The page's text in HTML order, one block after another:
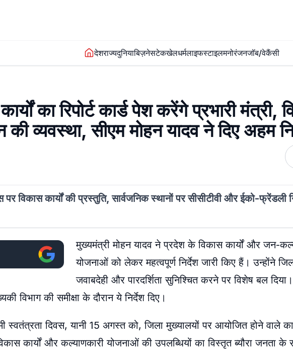
देशराज्यदुनियाबिज़नेसटेकखेलधर्मलाइफस्टाइलमनोरंजनजॉब/वेकैंसी
का रिपोर्ट कार्ड पेश करेंगे प्रभारी मंत्री,
की व्यवस्था, सीएम मोहन यादव ने दिए अहम
विकास कार्यों की प्रस्तुति, सार्वजनिक स्थानों पर सीसीटीवी और ईको-फ्रेंडली
मुख्यमंत्री मोहन यादव ने प्रदेश के विकास कार्यों और जन-
योजनाओं को लेकर महत्वपूर्ण निर्देश जारी किए हैं। उन्होंने
जवाबदेही और पारदर्शिता सुनिश्चित करने पर विशेष बल
विभाग की समीक्षा के दौरान ये निर्देश दिए।
स्वतंत्रता दिवस, यानी 15 अगस्त को, जिला मुख्यालयों पर आयोजित होने वाले
कार्यों और कल्याणकारी योजनाओं की उपलब्धियों का विस्तृत ब्यौरा जनता के